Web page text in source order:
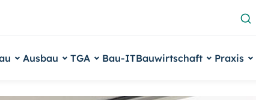
Ausbau TGA Bau-ITBauwirtschaft Praxis